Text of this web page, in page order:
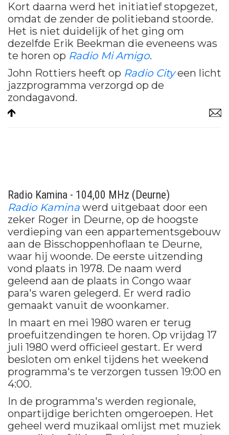
Kort daarna werd het initiatief stopgezet,
omdat de zender de politieband stoorde.
Het is niet duidelijk of het ging om
dezelfde Erik Beekman die eveneens was
te horen op Radio Mi Amigo.
John Rottiers heeft op Radio Cityeen licht
jazzprogramma verzorgd op de
zondagavond.
Radio Kamina - 104,00 MHz (Deurne)
Radio Kamina werd uitgebaat door een
zeker Roger in Deurne, op de hoogste
verdieping van een appartementsgebouw
aan de Bisschoppenhoflaan te Deurne,
waar hij woonde. De eerste uitzending
vond plaats in 1978. De naam werd
geleend aan de plaats in Congo waar
para's waren gelegerd. Er werd radio
gemaakt vanuit de woonkamer.
In maart en mei 1980 waren er terug
proefuitzendingen te horen. Op vrijdag 17
juli 1980 werd officieel gestart. Er werd
besloten om enkel tijdens het weekend
programma's te verzorgen tussen 19:00 en
4:00.
In de programma's werden regionale,
onpartijdige berichten omgeroepen. Het
geheel werd muzikaal omlijst met muziek